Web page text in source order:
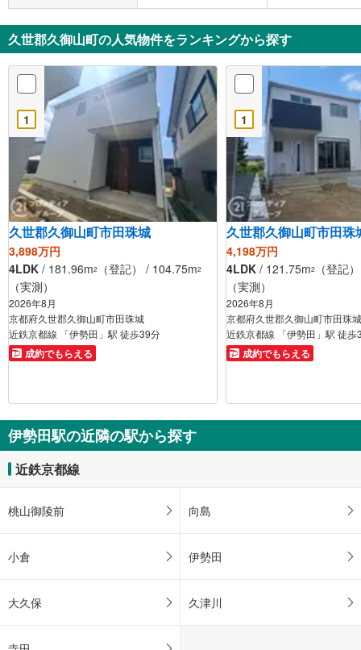
久世郡久御山町の人気物件をランキングから探す
1
久世郡久御山町市田珠城
3,898万円
4LDK / 181.96m2 （登記） / 104.75m2
（実測）
2026年8月
京都府久世郡久御山町市田珠城
近鉄京都線 「伊勢田」駅 徒歩39分
成約でもらえる
1
久世郡久御山町市田珠
4,198万円
4LDK / 121.75m2
（登記
（実測）
2026年8月
京都府久世郡久御山町市田珠城
近鉄京都線 「伊勢田」駅 徒歩
成約でもらえる
伊勢田駅の近隣の駅から探す
近鉄京都線
桃山御陵前 向島
小倉 伊勢田
大久保 久津川